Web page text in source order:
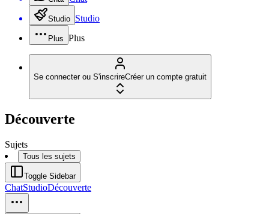
Studio Studio
Plus Plus
Se connecter ou S'inscrireCréer un compte gratuit
Découverte
Sujets
Tous les sujets
Toggle Sidebar
ChatStudioDécouverte